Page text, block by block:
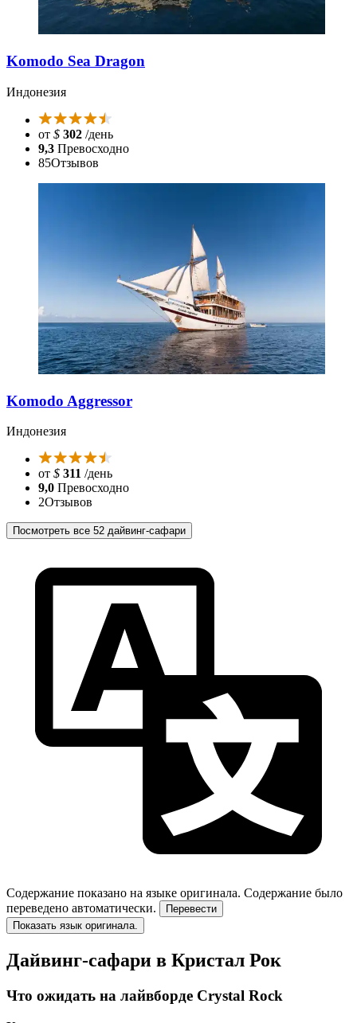
Komodo Sea Dragon
Индонезия
от $ 302 /день
9,3 Превосходно
85Отзывов
Komodo Aggressor
Индонезия
от $ 311 /день
9,0 Превосходно
2Отзывов
Посмотреть все 52 дайвинг-сафари
Содержание показано на языке оригинала. Содержание было
переведено автоматически.
Перевести
Показать язык оригинала.
Дайвинг-сафари в Кристал Рок
Что ожидать на лайвборде Crystal Rock